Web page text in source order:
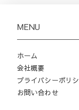
MENU
ホーム
会社概要
プライバシーポリ
お問い合わせ